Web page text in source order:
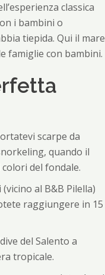
classica
i bambini o
tiepida. Qui il mare
famiglie con bambini.
scarpe da
quando il
del fondale.
al B&B Pilella)
raggiungere in 15
del Salento a
tropicale.